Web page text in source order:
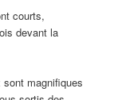
courts,
devant la
magnifiques